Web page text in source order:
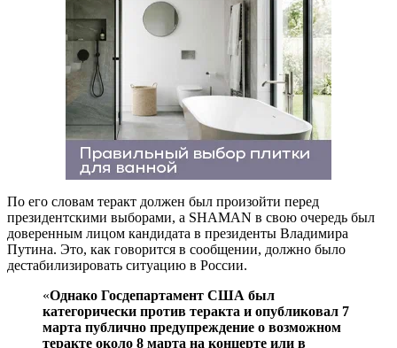
По его словам теракт должен был произойти перед
президентскими выборами, а SHAMAN в свою очередь был
доверенным лицом кандидата в президенты Владимира
Путина. Это, как говорится в сообщении, должно было
дестабилизировать ситуацию в России.
«Однако Госдепартамент США был
категорически против теракта и опубликовал 7
марта публично предупреждение о возможном
теракте около 8 марта на концерте или в